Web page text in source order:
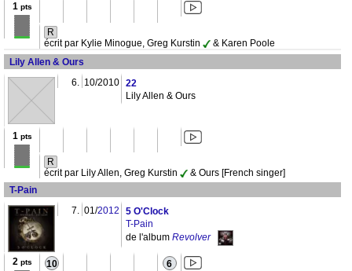
1 pts
R
écrit par Kylie Minogue, Greg Kurstin
& Karen Poole
Lily Allen & Ours
6. 10/2010 22
Lily Allen & Ours
1 pts
R
écrit par Lily Allen, Greg Kurstin
& Ours [French singer]
T-Pain
7. 01/2012
5 O'Clock
T-Pain
de l'album Revolver
2 pts 10 6